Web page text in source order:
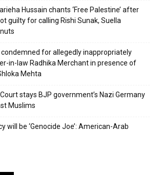
Hussain chants ‘Free Palestine’ after
guilty for calling Rishi Sunak, Suella
for allegedly inappropriately
in-law Radhika Merchant in presence of
Mehta
stays BJP government’s Nazi Germany
Muslims
will be ‘Genocide Joe’: American-Arab